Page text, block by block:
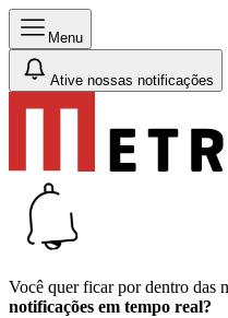
Menu
Ative nossas notificações
Você quer ficar por dentro das
notificações em tempo real?